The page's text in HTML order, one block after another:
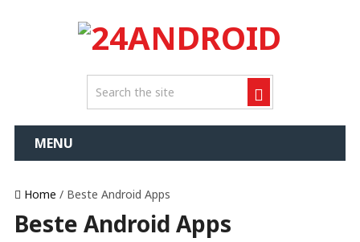
MENU
Home / Beste Android Apps
Beste Android Apps